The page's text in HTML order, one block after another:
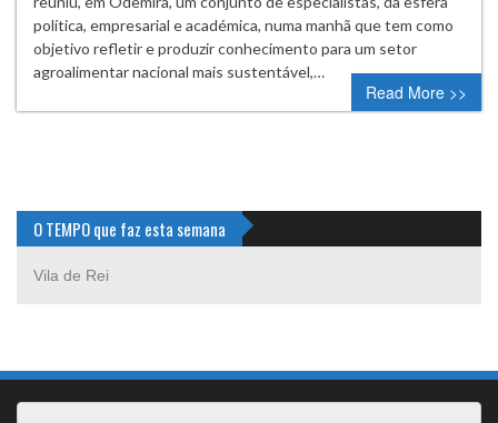
política, empresarial e académica, numa manhã que tem como
objetivo refletir e produzir conhecimento para um setor
agroalimentar nacional mais sustentável,…
Read More >>
O TEMPO que faz esta semana
Vila de Rei